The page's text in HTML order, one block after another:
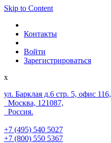
Skip to Content
Контакты
Войти
Зарегистрироваться
x
ул. Барклая д.6 стр. 5, офис 116,
Москва, 121087,
Россия.
+7 (495) 540 5027
+7 (800) 550 5367